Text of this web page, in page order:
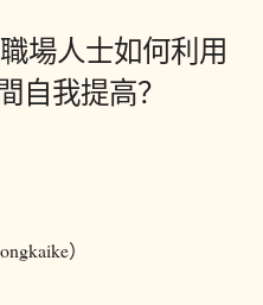
場人士如何利用
自我提高？
）